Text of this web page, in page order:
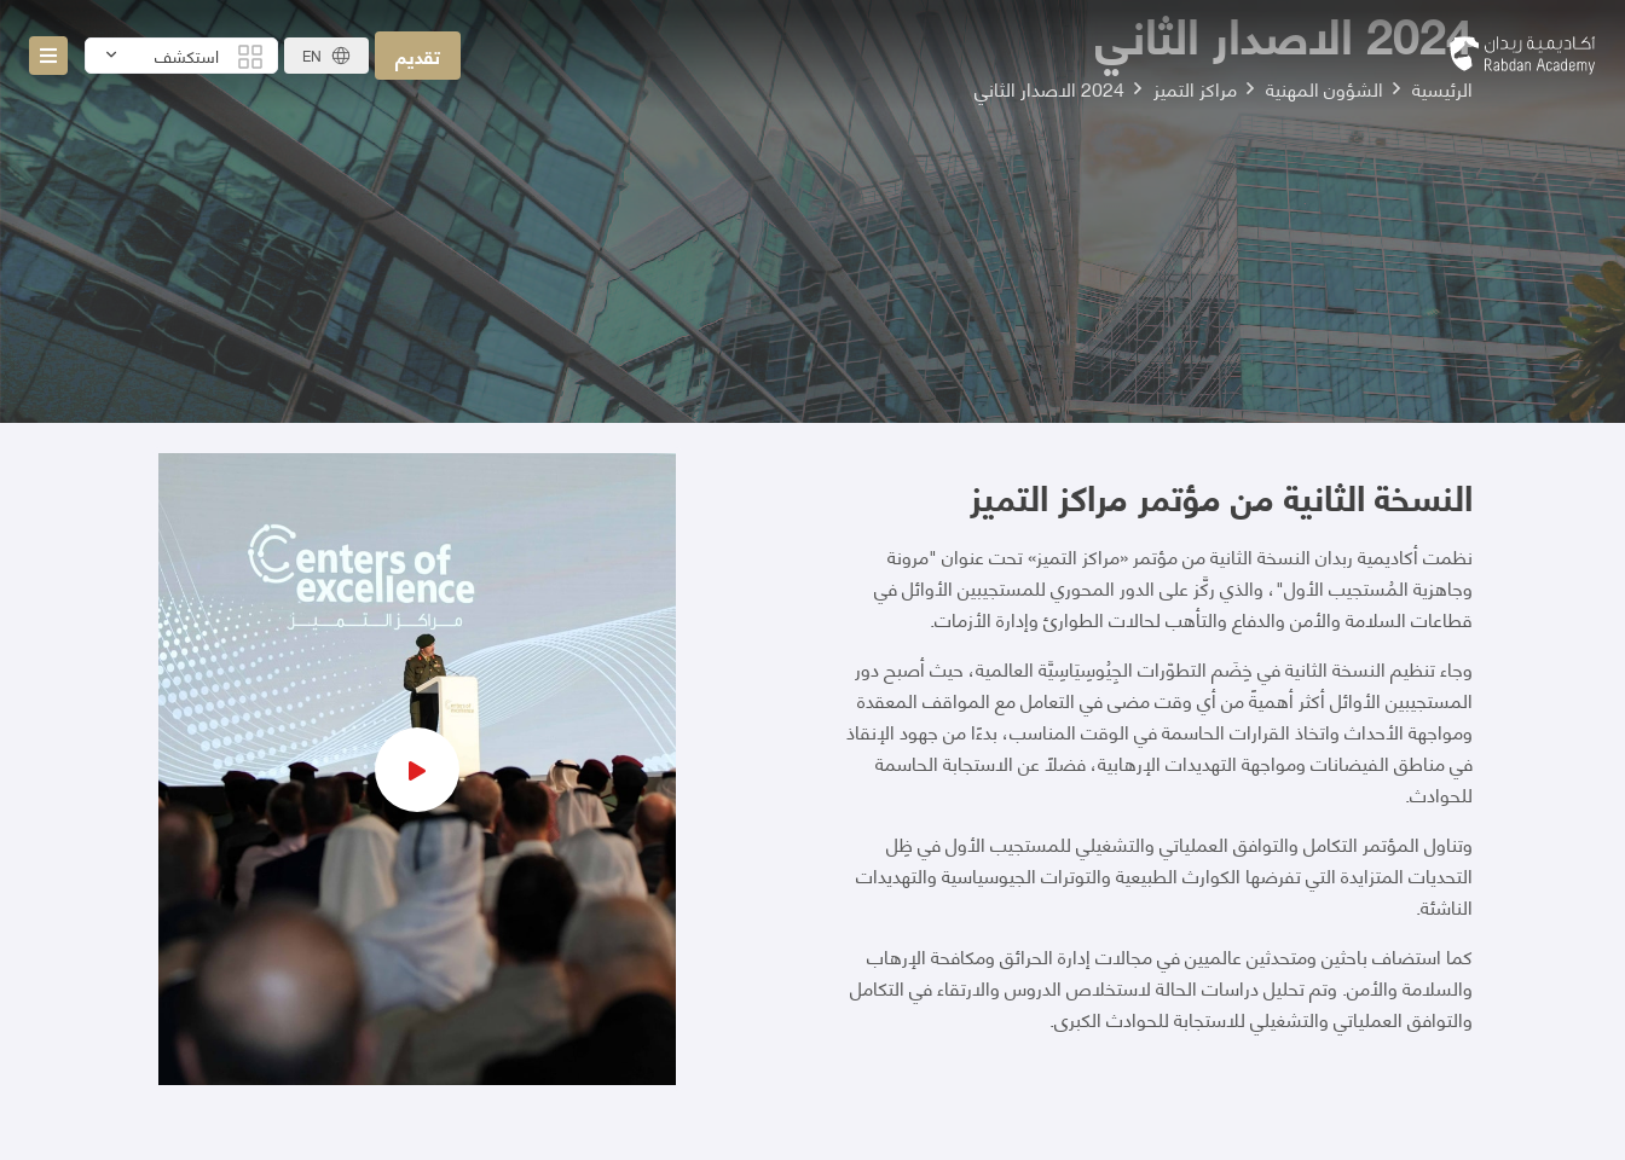
استكشف تقديم EN 2024 الاصدار الثاني
الرئيسية الشؤون المهنية مراكز التميز 2024 الاصدار الثاني
النسخة الثانية من مؤتمر مراكز التميز
نظمت أكاديمية ربدان النسخة الثانية من مؤتمر «مراكز التميز» تحت عنوان "مرونة
وجاهزية المُستجيب الأول"، والذي ركَّز على الدور المحوري للمستجيبين الأوائل في
قطاعات السلامة والأمن والدفاع والتأهب لحالات الطوارئ وإدارة الأزمات.
وجاء تنظيم النسخة الثانية في خِضَم التطوّرات الجِيُوسِيَاسِيَّة العالمية، حيث أصبح دور
المستجيبين الأوائل أكثر أهميةً من أي وقت مضى في التعامل مع المواقف المعقدة
ومواجهة الأحداث واتخاذ القرارات الحاسمة في الوقت المناسب، بدءًا من جهود الإنقاذ
في مناطق الفيضانات ومواجهة التهديدات الإرهابية، فضلاً عن الاستجابة الحاسمة
للحوادث.
وتناول المؤتمر التكامل والتوافق العملياتي والتشغيلي للمستجيب الأول في ظِل
التحديات المتزايدة التي تفرضها الكوارث الطبيعية والتوترات الجيوسياسية والتهديدات
الناشئة.
كما استضاف باحثين ومتحدثين عالميين في مجالات إدارة الحرائق ومكافحة الإرهاب
والسلامة والأمن. وتم تحليل دراسات الحالة لاستخلاص الدروس والارتقاء في التكامل
والتوافق العملياتي والتشغيلي للاستجابة للحوادث الكبرى.